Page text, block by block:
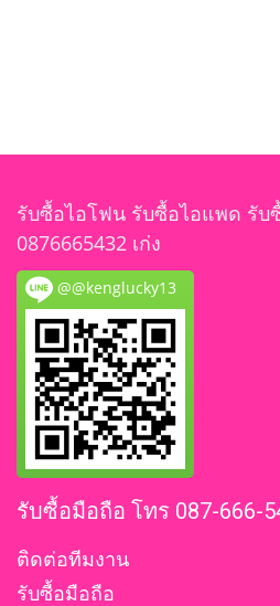
รับซื้อไอโฟน รับซื้อไอแพด รับ
0876665432 เก่ง
@@kenglucky13
รับซื้อมือถือ โทร 087-666-
ติดต่อทีมงาน
รับซื้อมือถือ